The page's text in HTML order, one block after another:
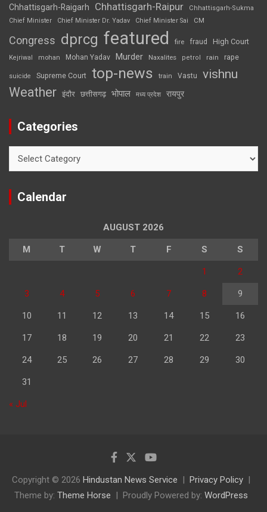
Chhattisgarh-Raigarh Chhattisgarh-Raipur
Chhattisgarh-Sukma
Chief Minister
Chief Minister Dr. Yadav Chief Minister Sai CM
Congress dprcg featured fire fraud High Court
Kejriwal mohan Mohan Yadav Murder Naxalites petrol rain rape
suicide Supreme Court top-news train Vastu vishnu
Weather इंदौर छत्तीसगढ़ भोपाल मध्य प्रदेश रायपुर
Categories
Calendar
AUGUST 2026
M T W T F S S
1 2
3 4 5 6 7 8 9
10 11 12 13 14 15 16
17 18 19 20 21 22 23
24 25 26 27 28 29 30
31
« Jul
Copyright © 2026 Hindustan News Service
Privacy Policy
Theme by: Theme Horse Proudly Powered by: WordPress